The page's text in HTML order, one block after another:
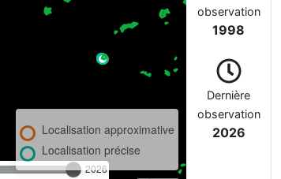
2026
Localisation approximative
Localisation précise
observation
1998
Dernière
observation
2026